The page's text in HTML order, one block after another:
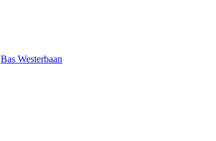
Bas Westerbaan